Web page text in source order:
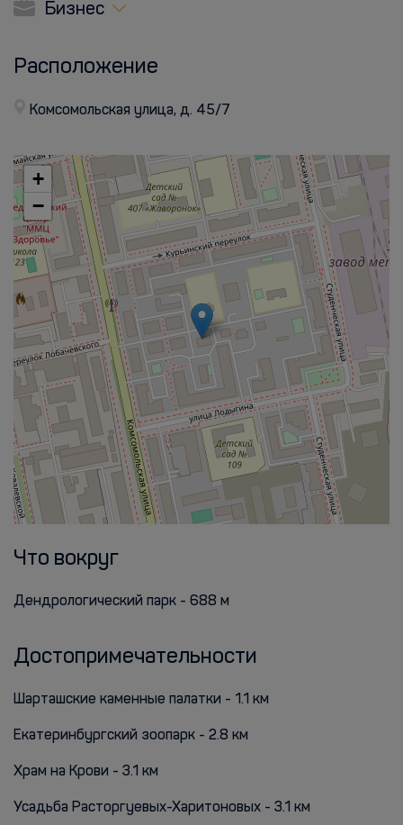
Бизнес
Расположение
Комсомольская улица, д. 45/7
+
−
Что вокруг
Дендрологический парк - 688 м
Достопримечательности
Шарташские каменные палатки - 1.1 км
Екатеринбургский зоопарк - 2.8 км
Храм на Крови - 3.1 км
Усадьба Расторгуевых-Харитоновых - 3.1 км